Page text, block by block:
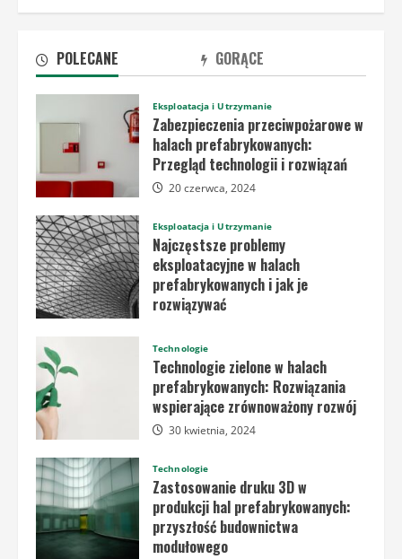
POLECANE GORĄCE
Eksploatacja i Utrzymanie
Zabezpieczenia przeciwpożarowe w
halach prefabrykowanych:
Przegląd technologii i rozwiązań
20 czerwca, 2024
Eksploatacja i Utrzymanie
Najczęstsze problemy
eksploatacyjne w halach
prefabrykowanych i jak je
rozwiązywać
Technologie
Technologie zielone w halach
prefabrykowanych: Rozwiązania
wspierające zrównoważony rozwój
30 kwietnia, 2024
Technologie
Zastosowanie druku 3D w
produkcji hal prefabrykowanych:
przyszłość budownictwa
modułowego